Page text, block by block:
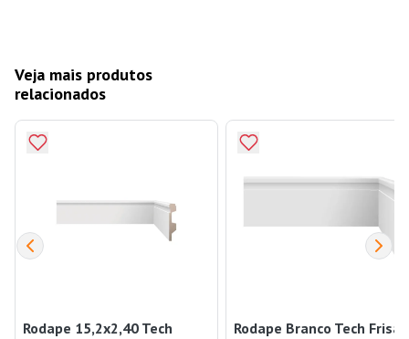
Veja mais produtos
relacionados
Rodape 15,2x2,40 Tech
Rodape Branco Tech